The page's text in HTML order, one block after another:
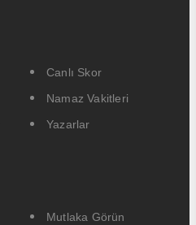
Canlı Skor
Namaz Vakitleri
Yazarlar
Mutlaka Görün